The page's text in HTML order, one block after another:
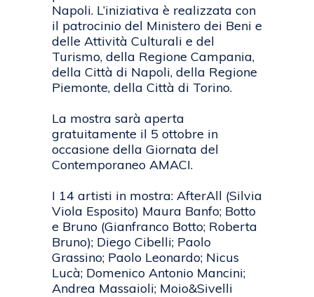
Napoli. L’iniziativa è realizzata con
il patrocinio del Ministero dei Beni e
delle Attività Culturali e del
Turismo, della Regione Campania,
della Città di Napoli, della Regione
Piemonte, della Città di Torino.
La mostra sarà aperta
gratuitamente il 5 ottobre in
occasione della Giornata del
Contemporaneo AMACI.
I 14 artisti in mostra: AfterAll (Silvia
Viola Esposito) Maura Banfo; Botto
e Bruno (Gianfranco Botto; Roberta
Bruno); Diego Cibelli; Paolo
Grassino; Paolo Leonardo; Nicus
Lucà; Domenico Antonio Mancini;
Andrea Massaioli; Moio&Sivelli